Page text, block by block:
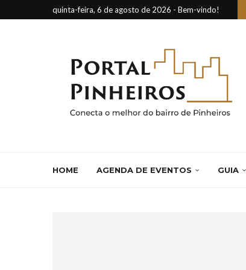
quinta-feira, 6 de agosto de 2026 - Bem-vindo!
HOME AGENDA DE EVENTOS GUIA